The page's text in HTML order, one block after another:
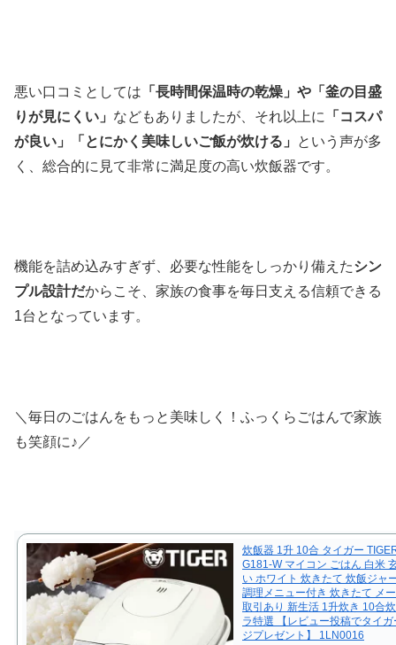
悪い口コミとしては 「長時間保温時の乾燥」や「釜の目盛
りが見にくい」 などもありましたが、それ以上に
「コスパ
が良い」「とにかく美味しいご飯が炊ける」
という声が多
く、総合的に見て非常に満足度の高い炊飯器です。
機能を詰め込みすぎず、必要な性能をしっかり備えたシン
プル設計だからこそ、家族の食事を毎日支える信頼できる
1台となっています。
＼毎日のごはんをもっと美味しく！ふっくらごはんで家族
も笑顔に♪／
炊飯器 1升 10合 タイガー
G181-W マイコン ごはん 白米
い ホワイト 炊きたて 炊飯ジャ
調理メニュー付き 炊きたて メ
取引あり 新生活 1升炊き 10合
ラ特選 【レビュー投稿でタイ
ジプレゼント】 1LN0016